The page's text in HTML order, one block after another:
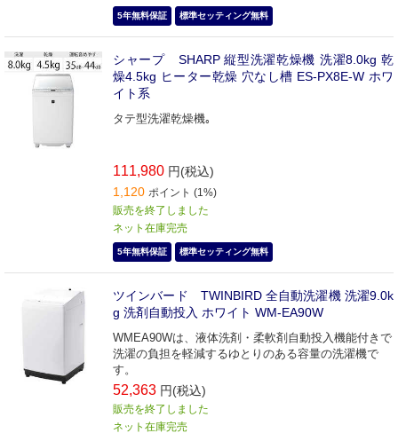
5年無料保証 標準セッティング無料
シャープ SHARP 縦型洗濯乾燥機 洗濯8.0kg 乾
燥4.5kg ヒーター乾燥 穴なし槽 ES-PX8E-W ホワ
イト系
タテ型洗濯乾燥機｡
111,980 円(税込)
1,120 ポイント (1%)
販売を終了しました
ネット在庫完売
5年無料保証 標準セッティング無料
ツインバード TWINBIRD 全自動洗濯機 洗濯9.0k
g 洗剤自動投入 ホワイト WM-EA90W
WMEA90Wは、液体洗剤・柔軟剤自動投入機能付きで
洗濯の負担を軽減するゆとりのある容量の洗濯機で
す。
52,363 円(税込)
販売を終了しました
ネット在庫完売